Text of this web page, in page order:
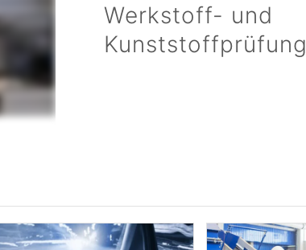
Werkstoff- und
Kunststoffprüfung